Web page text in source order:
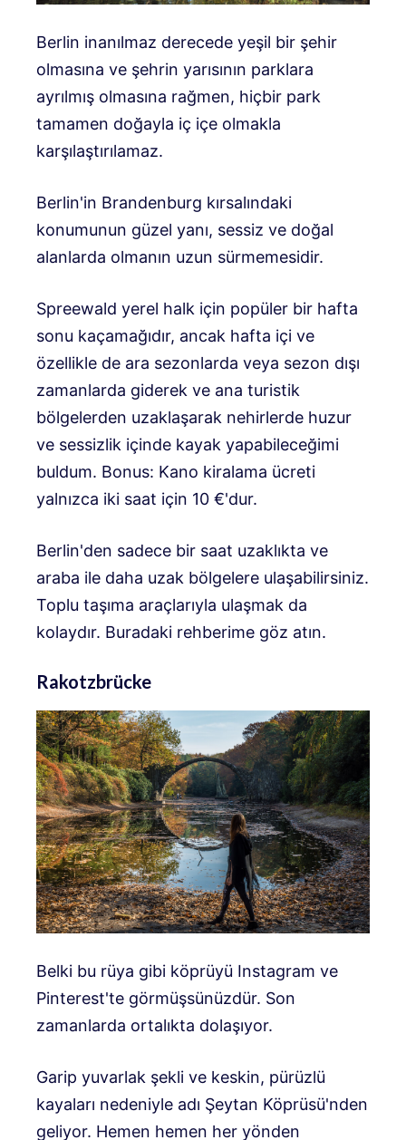
Berlin inanılmaz derecede yeşil bir şehir
olmasına ve şehrin yarısının parklara
ayrılmış olmasına rağmen, hiçbir park
tamamen doğayla iç içe olmakla
karşılaştırılamaz.
Berlin'in Brandenburg kırsalındaki
konumunun güzel yanı, sessiz ve doğal
alanlarda olmanın uzun sürmemesidir.
Spreewald yerel halk için popüler bir hafta
sonu kaçamağıdır, ancak hafta içi ve
özellikle de ara sezonlarda veya sezon dışı
zamanlarda giderek ve ana turistik
bölgelerden uzaklaşarak nehirlerde huzur
ve sessizlik içinde kayak yapabileceğimi
buldum. Bonus: Kano kiralama ücreti
yalnızca iki saat için 10 €'dur.
Berlin'den sadece bir saat uzaklıkta ve
araba ile daha uzak bölgelere ulaşabilirsiniz.
Toplu taşıma araçlarıyla ulaşmak da
kolaydır. Buradaki rehberime göz atın.
Rakotzbrücke
Belki bu rüya gibi köprüyü Instagram ve
Pinterest'te görmüşsünüzdür. Son
zamanlarda ortalıkta dolaşıyor.
Garip yuvarlak şekli ve keskin, pürüzlü
kayaları nedeniyle adı Şeytan Köprüsü'nden
geliyor. Hemen hemen her yönden